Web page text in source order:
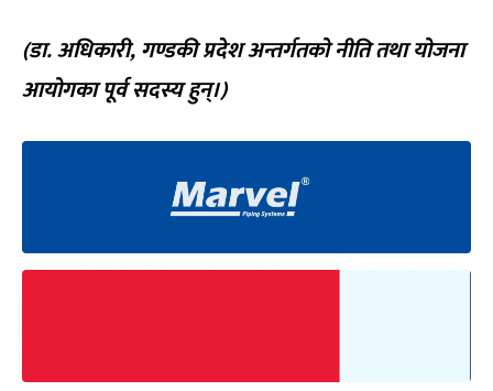
(डा. अधिकारी, गण्डकी प्रदेश अन्तर्गतको नीति तथा योजना
आयोगका पूर्व सदस्य हुन्।)